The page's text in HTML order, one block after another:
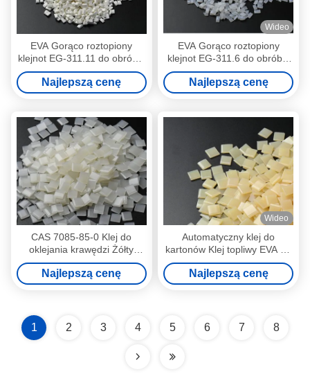
EVA Gorąco roztopiony
klejnot EG-311.11 do obróbki
drewna
Najlepszą cenę
Wideo
EVA Gorąco roztopiony
klejnot EG-311.6 do obróbki
drewna
Najlepszą cenę
CAS 7085-85-0 Klej do
oklejania krawędzi Żółty
przemysł klejów topliwych
EVA
Najlepszą cenę
Wideo
Automatyczny klej do
kartonów Klej topliwy EVA do
maszyny o dużej prędkości
Najlepszą cenę
1 2 3 4 5 6 7 8